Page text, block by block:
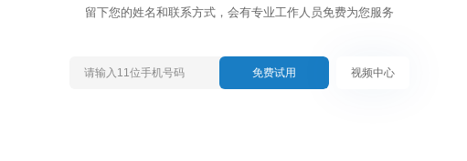
留下您的姓名和联系方式，会有专业工作人员免费为您服务
免费试用 视频中心